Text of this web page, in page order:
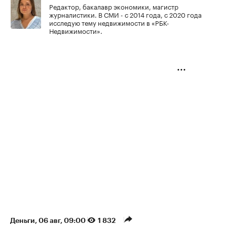
Редактор, бакалавр экономики, магистр
журналистики. В СМИ - с 2014 года, с 2020 года
исследую тему недвижимости в «РБК-
Недвижимости».
Деньги⁠, 06 авг, 09:00 1 832